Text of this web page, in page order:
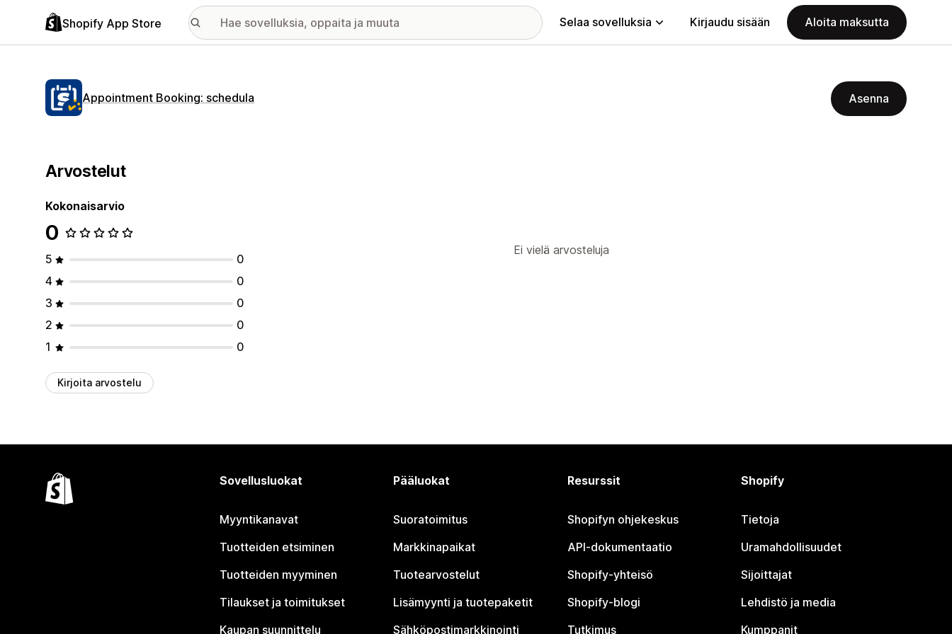
Shopify App Store Selaa sovelluksia Kirjaudu sisään Aloita maksutta
Appointment Booking: schedula Asenna
Arvostelut
Kokonaisarvio
0
5
0
4
0
3
0
2
0
1
0
Kirjoita arvostelu
Ei vielä arvosteluja
Sovellusluokat
Myyntikanavat
Tuotteiden etsiminen
Tuotteiden myyminen
Tilaukset ja toimitukset
Kaupan suunnittelu
Pääluokat
Suoratoimitus
Markkinapaikat
Tuotearvostelut
Lisämyynti ja tuotepaketit
Sähköpostimarkkinointi
Resurssit
Shopifyn ohjekeskus
API-dokumentaatio
Shopify-yhteisö
Shopify-blogi
Tutkimus
Shopify
Tietoja
Uramahdollisuudet
Sijoittajat
Lehdistö ja media
Kumppanit